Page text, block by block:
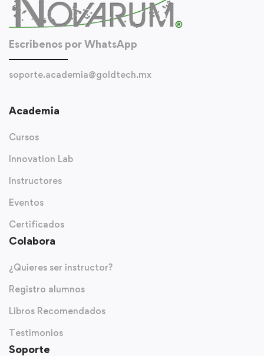
Escribenos por WhatsApp
soporte.academia@goldtech.mx
Academia
Cursos
Innovation Lab
Instructores
Eventos
Certificados
Colabora
¿Quieres ser instructor?
Registro alumnos
Libros Recomendados
Testimonios
Soporte